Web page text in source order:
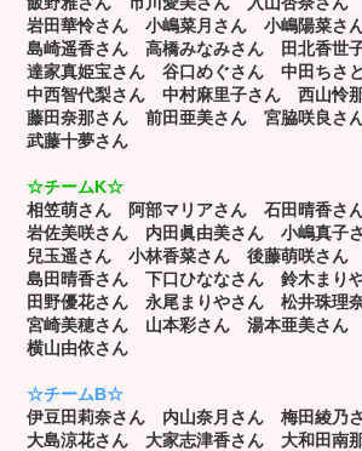
岩田華怜さん 小嶋菜月さん小嶋陽菜さ
島崎遥香さん 高橋みなみさん 田北香世
達家真姫宝さん 谷口めぐさん中田ちさ
中西智代梨さん 中村麻里子さん西山怜
藤田奈那さん前田亜美さん宮脇咲良さ
武藤十夢さん
☆チームK☆
相笠萌さん 阿部マリアさん 石田晴香さ
岩佐美咲さん 内田眞由美さん小嶋真子
兒玉遥さん 小林香菜さん後藤萌咲さん
島田晴香さん 下口ひななさん鈴木まり
田野優花さん永尾まりやさん 松井珠理
宮崎美穂さん 山本彩さん 湯本亜美さん
横山由依さん
☆チームB☆
伊豆田莉奈さん 内山奈月さん 梅田綾乃
大島涼花さん 大家志津香さん 大和田南